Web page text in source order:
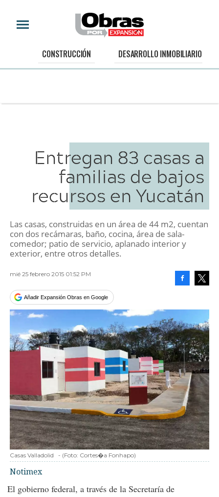
CONSTRUCCIÓN DESARROLLO INMOBILIARIO
Entregan 83 casas a
familias de bajos
recursos en Yucatán
Las casas, construidas en un área de 44 m2, cuentan
con dos recámaras, baño, cocina, área de sala-
comedor; patio de servicio, aplanado interior y
exterior, entre otros detalles.
mié 25 febrero 2015 01:52 PM
Añadir Expansión Obras en Google
Casas Valladolid - (Foto: Cortes�a Fonhapo)
Notimex
El gobierno federal, a través de la Secretaría de